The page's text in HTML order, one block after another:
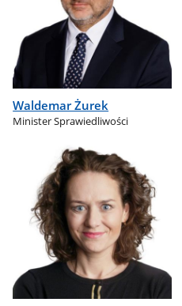
Waldemar Żurek
Minister Sprawiedliwości